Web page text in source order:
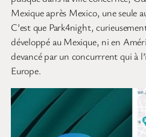
Mexique après Mexico, une seule
C’est que Park4night,
développé au Mexique, ni en
devancé par un concurrrent qui à
Europe.